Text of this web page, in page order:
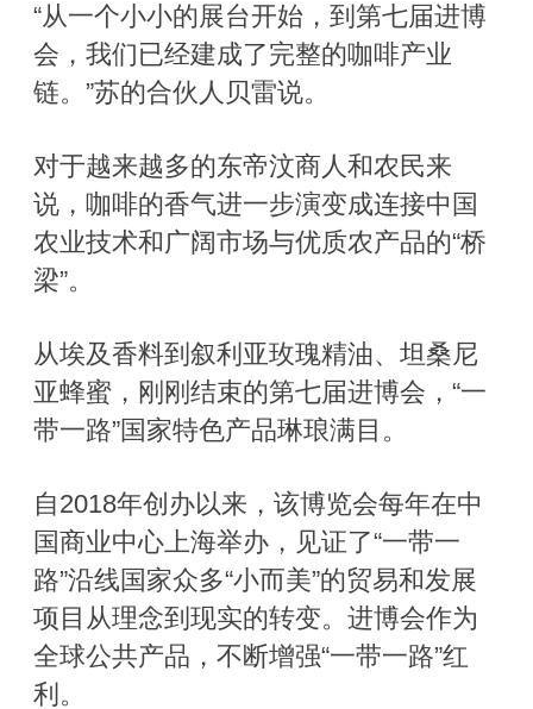
“从一个小小的展台开始，到第七届进博
会，我们已经建成了完整的咖啡产业
链。”苏的合伙人贝雷说。
对于越来越多的东帝汶商人和农民来
说，咖啡的香气进一步演变成连接中国
农业技术和广阔市场与优质农产品的“桥
梁”。
从埃及香料到叙利亚玫瑰精油、坦桑尼
亚蜂蜜，刚刚结束的第七届进博会，“一
带一路”国家特色产品琳琅满目。
自2018年创办以来，该博览会每年在中
国商业中心上海举办，见证了“一带一
路”沿线国家众多“小而美”的贸易和发展
项目从理念到现实的转变。进博会作为
全球公共产品，不断增强“一带一路”红
利。